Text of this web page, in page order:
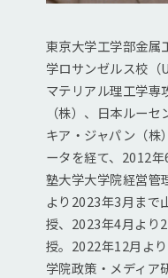
東京大学工学部金属
学ロサンゼルス校（
マテリアル理工学専
（株）、日本ルー
キア・ジャパン（株
ータを経て、2012
塾大学大学院経営管
より2023年3月まで
授、2023年4月より
授。2022年12月よ
学院政策・メディア